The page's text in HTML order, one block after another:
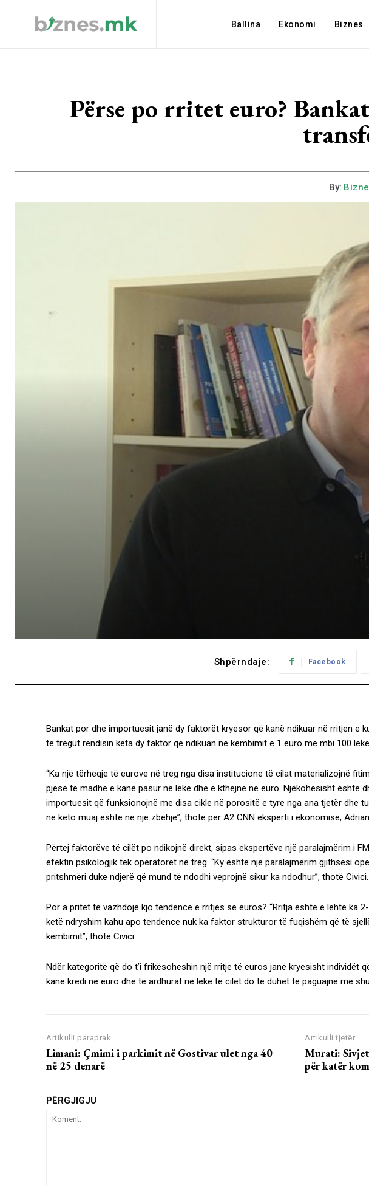
Ballina Ekonomi Biznes
Përse po rritet euro?
By:
Shpërndaje: Facebook
Bankat por dhe importuesit janë dy faktorët kryesor që kanë ndikuar në rritjen e
të tregut rendisin këta dy faktor që ndikuan në këmbimit e 1 euro me mbi 100
“Ka një tërheqje të eurove në treg nga disa institucione të cilat materializojnë
pjesë të madhe e kanë pasur në lekë dhe e kthejnë në euro. Njëkohësisht është
importuesit që funksionojnë me disa cikle në porositë e tyre nga ana tjetër dhe
në këto muaj është në një zbehje”, thotë për A2 CNN eksperti i ekonomisë,
Përtej faktorëve të cilët po ndikojnë direkt, sipas ekspertëve një paralajmërim i
efektin psikologjik tek operatorët në treg. “Ky është një paralajmërim gjithsesi
pritshmëri duke ndjerë që mund të ndodhi veprojnë sikur ka ndodhur”, thotë Civici.
Por a pritet të vazhdojë kjo tendencë e rritjes së euros? “Rritja është e lehtë ka
ketë ndryshim kahu apo tendence nuk ka faktor strukturor të fuqishëm që të
këmbimit”, thotë Civici.
Ndër kategoritë që do t’i frikësoheshin një rritje të euros janë kryesisht individët
kanë kredi në euro dhe të ardhurat në lekë të cilët do të duhet të paguajnë më
Artikulli paraprak
Limani: Çmimi i parkimit në Gostivar ulet nga 40
në 25 denarë
Artikulli tjetër
Murati:
për katër
PËRGJIGJU